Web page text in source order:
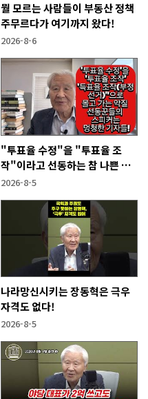
뭘 모르는 사람들이 부동산 정책
주무르다가 여기까지 왔다!
2026-8-6
"투표율 수정"을 "투표율 조
작"이라고 선동하는 참 나쁜 사
람들!
2026-8-5
나라망신시키는 장동혁은 극우
자격도 없다!
2026-8-5